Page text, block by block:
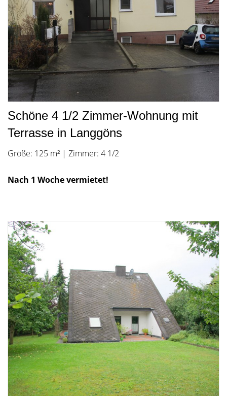
Schöne 4 1/2 Zimmer-Wohnung mit
Terrasse in Langgöns
Größe: 125 m² | Zimmer: 4 1/2
Nach 1 Woche vermietet!